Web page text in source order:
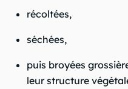
récoltées,
séchées,
puis broyées
leur structure